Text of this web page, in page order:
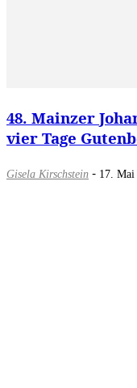
48. Mainzer
vier Tage
Gisela Kirschstein - 17. Mai